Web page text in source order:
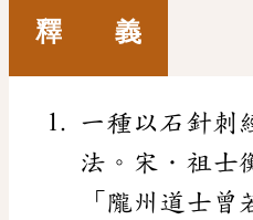
釋 義
一種以石針刺
法。宋．祖士
「隴州道士